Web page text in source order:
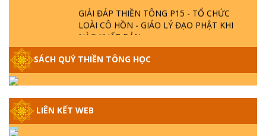
GIẢI ĐÁP THIỀN TÔNG P15 - TỔ CHỨC
LOÀI CÔ HỒN - GIÁO LÝ ĐẠO PHẬT KHI
NÀO XUẤT BẢN
GIẢI ĐÁP THIỀN TÔNG ĐẶC BIỆT - P14 -
NGUỒN GỐC ÂM LỊCH DƯƠNG LỊCH -
TẦNG BÌNH LƯU LỚN ĐẾN ĐÂU
SÁCH QUÝ THIỀN TÔNG HỌC
LIÊN KẾT WEB